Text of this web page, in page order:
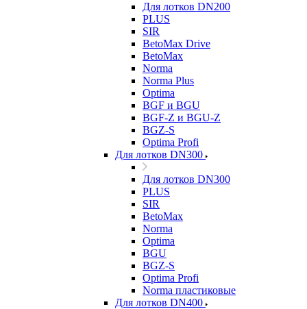
Для лотков DN200
PLUS
SIR
BetoMax Drive
BetoMax
Norma
Norma Plus
Optima
BGF и BGU
BGF-Z и BGU-Z
BGZ-S
Optima Profi
Для лотков DN300
Для лотков DN300
PLUS
SIR
BetoMax
Norma
Optima
BGU
BGZ-S
Optima Profi
Norma пластиковые
Для лотков DN400